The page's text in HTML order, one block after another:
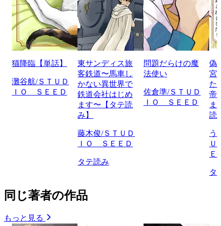
猫降臨【単話】
灘谷航/ＳＴＵＤ
ＩＯ ＳＥＥＤ
東サンディス旅
客鉄道〜馬車し
かない異世界で
鉄道会社はじめ
ます〜【タテ読
み】
藤木俊/ＳＴＵＤ
ＩＯ ＳＥＥＤ
タテ読み
問題だらけの魔
法使い
佐倉準/ＳＴＵＤ
ＩＯ ＳＥＥＤ
偽
宮
た
帝
ま
読
う
Ｅ
タ
同じ著者の作品
もっと見る